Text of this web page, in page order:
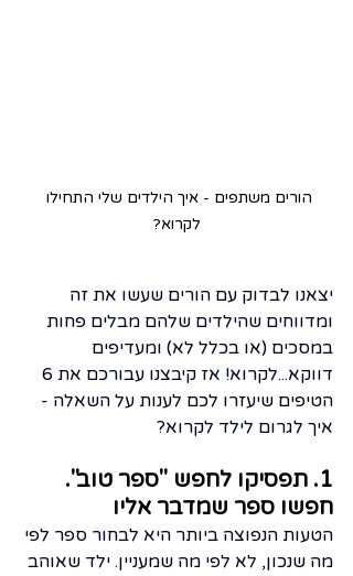
הורים משתפים - איך הילדים שלי התחילו
לקרוא?
יצאנו לבדוק עם הורים שעשו את זה
ומדווחים שהילדים שלהם מבלים פחות
במסכים (או בכלל לא) ומעדיפים
הטיפים שיעזרו לכם לענות על השאלה -
איך לגרום לילד לקרוא?
1. תפסיקו לחפש "ספר טוב".
חפשו ספר שמדבר אליו
הטעות הנפוצה ביותר היא לבחור ספר לפי
מה שנכון, לא לפי מה שמעניין. ילד שאוהב